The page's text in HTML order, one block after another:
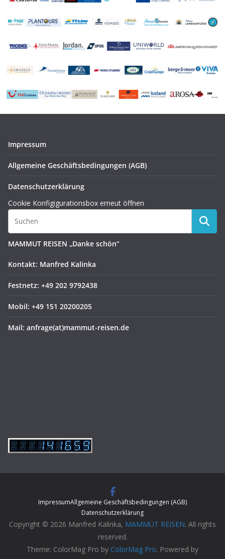
Impressum
Allgemeine Geschäftsbedingungen (AGB)
Datenschutzerklärung
Cookie Konfigigurationsbox erneut öffnen
MAMMUT REISEN „Danke schön“
Kontakt: Manfred Kalinka
Festnetz: +49 202 9792438
Mobil: +49 151 20200205
Mail: anfrage(at)mammut-reisen.de
ImpressumAllgemeine Geschäftsbedingungen (AGB)
Datenschutzerklärung
Copyright © 2026 Manfred Kalinka, MAMMUT REISEN. All rights
reserved.
Theme: ColorMag Pro by ColorMag Pro. Powered by